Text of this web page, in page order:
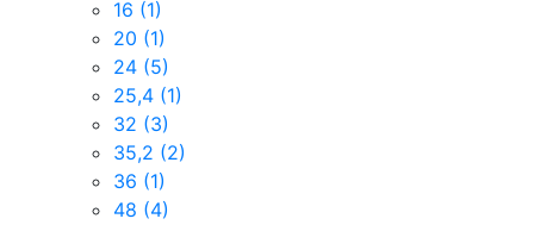
16 (1)
20 (1)
24 (5)
25,4 (1)
32 (3)
35,2 (2)
36 (1)
48 (4)